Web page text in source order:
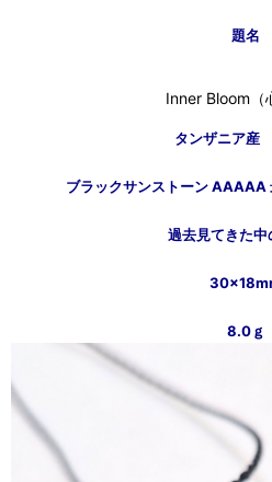
題名
Inner Bloom（
タンザニア産
ブラックサンストーン AAAAA
過去見てきた中
8.0ｇ